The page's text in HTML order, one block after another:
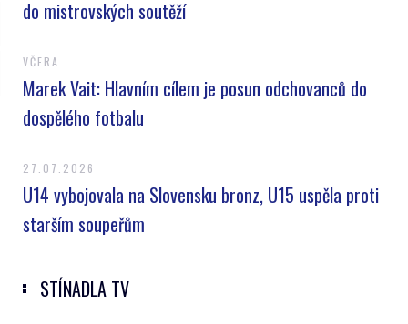
do mistrovských soutěží
VČERA
Marek Vait: Hlavním cílem je posun odchovanců do
dospělého fotbalu
27.07.2026
U14 vybojovala na Slovensku bronz, U15 uspěla proti
starším soupeřům
STÍNADLA TV